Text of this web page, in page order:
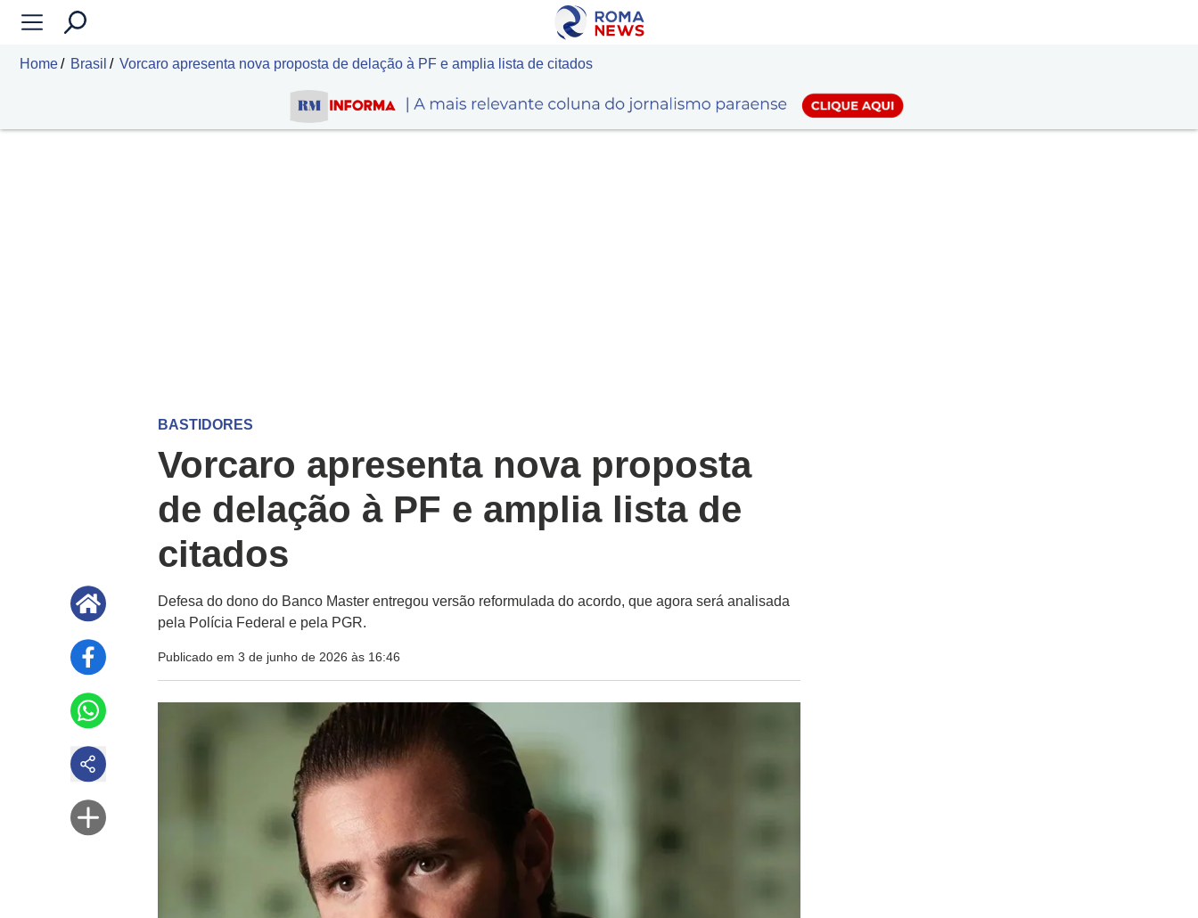
Home Brasil Vorcaro apresenta nova proposta de delação à PF e amplia lista de citados
BASTIDORES
Vorcaro apresenta nova proposta
de delação à PF e amplia lista de
citados
Defesa do dono do Banco Master entregou versão reformulada do acordo, que agora será analisada
pela Polícia Federal e pela PGR.
Publicado em 3 de junho de 2026 às 16:46